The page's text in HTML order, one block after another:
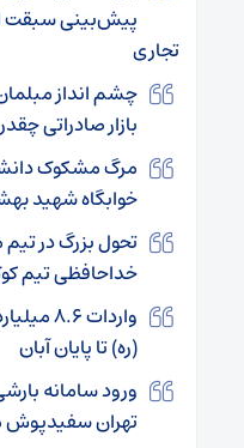
پیش‌بینی سبقت
تجاری
بازار صادراتی
مرگ مشکوک
خوابگاه شهید
تحول بزرگ در
خداحافظی تیم
واردات
(ره) تا پایان آبان
ورود سامانه
تهران